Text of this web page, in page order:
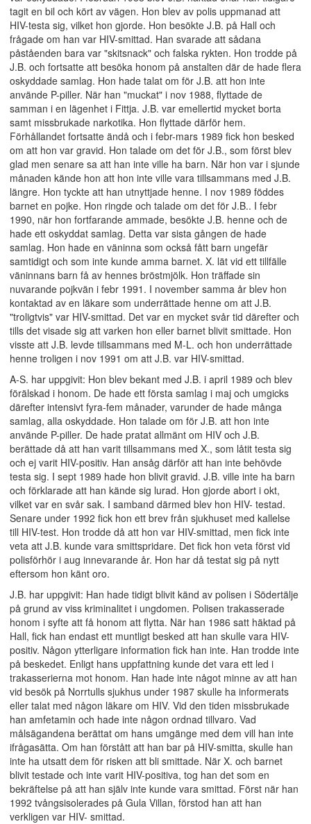
tagit en bil och kört av vägen. Hon blev av polis uppmanad att
HIV-testa sig, vilket hon gjorde. Hon besökte J.B. på Hall och
frågade om han var HIV-smittad. Han svarade att sådana
påståenden bara var "skitsnack" och falska rykten. Hon trodde på
J.B. och fortsatte att besöka honom på anstalten där de hade flera
oskyddade samlag. Hon hade talat om för J.B. att hon inte
använde P-piller. När han "muckat" i nov 1988, flyttade de
samman i en lägenhet i Fittja. J.B. var emellertid mycket borta
samt missbrukade narkotika. Hon flyttade därför hem.
Förhållandet fortsatte ändå och i febr-mars 1989 fick hon besked
om att hon var gravid. Hon talade om det för J.B., som först blev
glad men senare sa att han inte ville ha barn. När hon var i sjunde
månaden kände hon att hon inte ville vara tillsammans med J.B.
längre. Hon tyckte att han utnyttjade henne. I nov 1989 föddes
barnet en pojke. Hon ringde och talade om det för J.B.. I febr
1990, när hon fortfarande ammade, besökte J.B. henne och de
hade ett oskyddat samlag. Detta var sista gången de hade
samlag. Hon hade en väninna som också fått barn ungefär
samtidigt och som inte kunde amma barnet. X. lät vid ett tillfälle
väninnans barn få av hennes bröstmjölk. Hon träffade sin
nuvarande pojkvän i febr 1991. I november samma år blev hon
kontaktad av en läkare som underrättade henne om att J.B.
"troligtvis" var HIV-smittad. Det var en mycket svår tid därefter och
tills det visade sig att varken hon eller barnet blivit smittade. Hon
visste att J.B. levde tillsammans med M-L. och hon underrättade
henne troligen i nov 1991 om att J.B. var HIV-smittad.
A-S. har uppgivit: Hon blev bekant med J.B. i april 1989 och blev
förälskad i honom. De hade ett första samlag i maj och umgicks
därefter intensivt fyra-fem månader, varunder de hade många
samlag, alla oskyddade. Hon talade om för J.B. att hon inte
använde P-piller. De hade pratat allmänt om HIV och J.B.
berättade då att han varit tillsammans med X., som låtit testa sig
och ej varit HIV-positiv. Han ansåg därför att han inte behövde
testa sig. I sept 1989 hade hon blivit gravid. J.B. ville inte ha barn
och förklarade att han kände sig lurad. Hon gjorde abort i okt,
vilket var en svår sak. I samband därmed blev hon HIV- testad.
Senare under 1992 fick hon ett brev från sjukhuset med kallelse
till HIV-test. Hon trodde då att hon var HIV-smittad, men fick inte
veta att J.B. kunde vara smittspridare. Det fick hon veta först vid
polisförhör i aug innevarande år. Hon har då testat sig på nytt
eftersom hon känt oro.
J.B. har uppgivit: Han hade tidigt blivit känd av polisen i Södertälje
på grund av viss kriminalitet i ungdomen. Polisen trakasserade
honom i syfte att få honom att flytta. När han 1986 satt häktad på
Hall, fick han endast ett muntligt besked att han skulle vara HIV-
positiv. Någon ytterligare information fick han inte. Han trodde inte
på beskedet. Enligt hans uppfattning kunde det vara ett led i
trakasserierna mot honom. Han hade inte något minne av att han
vid besök på Norrtulls sjukhus under 1987 skulle ha informerats
eller talat med någon läkare om HIV. Vid den tiden missbrukade
han amfetamin och hade inte någon ordnad tillvaro. Vad
målsägandena berättat om hans umgänge med dem vill han inte
ifrågasätta. Om han förstått att han bar på HIV-smitta, skulle han
inte ha utsatt dem för risken att bli smittade. När X. och barnet
blivit testade och inte varit HIV-positiva, tog han det som en
bekräftelse på att han själv inte kunde vara smittad. Först när han
1992 tvångsisolerades på Gula Villan, förstod han att han
verkligen var HIV- smittad.